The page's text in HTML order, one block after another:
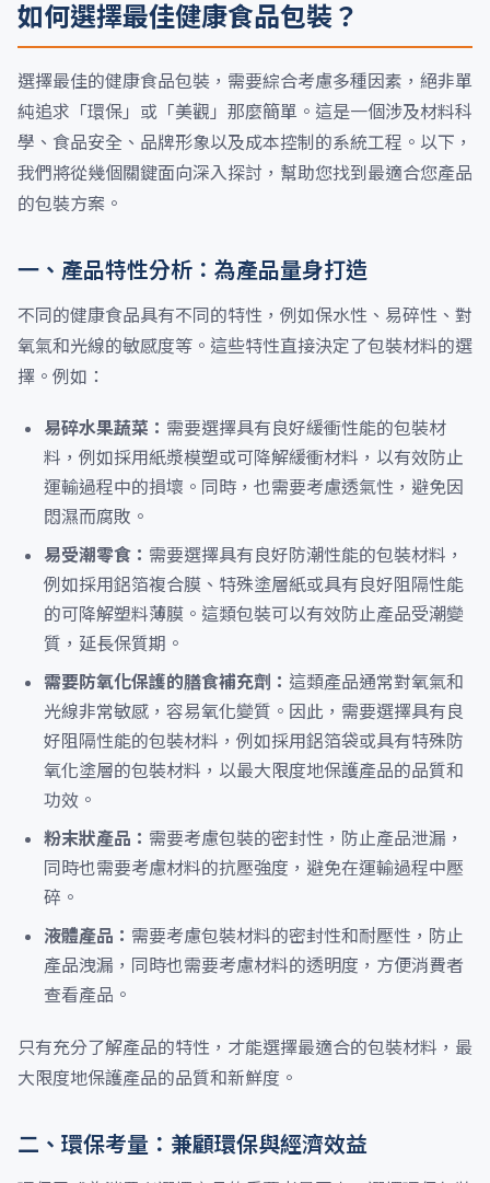
如何選擇最佳健康食品包裝？
選擇最佳的健康食品包裝，需要綜合考慮多種因素，絕非單
純追求「環保」或「美觀」那麼簡單。這是一個涉及材料科
學、食品安全、品牌形象以及成本控制的系統工程。以下，
我們將從幾個關鍵面向深入探討，幫助您找到最適合您產品
的包裝方案。
一、產品特性分析：為產品量身打造
不同的健康食品具有不同的特性，例如保水性、易碎性、對
氧氣和光線的敏感度等。這些特性直接決定了包裝材料的選
擇。例如：
易碎水果蔬菜： 需要選擇具有良好緩衝性能的包裝材
料，例如採用紙漿模塑或可降解緩衝材料，以有效防止
運輸過程中的損壞。同時，也需要考慮透氣性，避免因
悶濕而腐敗。
易受潮零食： 需要選擇具有良好防潮性能的包裝材料，
例如採用鋁箔複合膜、特殊塗層紙或具有良好阻隔性能
的可降解塑料薄膜。這類包裝可以有效防止產品受潮變
質，延長保質期。
需要防氧化保護的膳食補充劑： 這類產品通常對氧氣和
光線非常敏感，容易氧化變質。因此，需要選擇具有良
好阻隔性能的包裝材料，例如採用鋁箔袋或具有特殊防
氧化塗層的包裝材料，以最大限度地保護產品的品質和
功效。
粉末狀產品： 需要考慮包裝的密封性，防止產品泄漏，
同時也需要考慮材料的抗壓強度，避免在運輸過程中壓
碎。
液體產品： 需要考慮包裝材料的密封性和耐壓性，防止
產品洩漏，同時也需要考慮材料的透明度，方便消費者
查看產品。
只有充分了解產品的特性，才能選擇最適合的包裝材料，最
大限度地保護產品的品質和新鮮度。
二、環保考量：兼顧環保與經濟效益